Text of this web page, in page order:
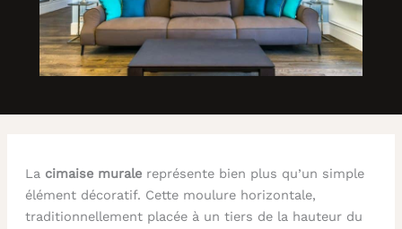
La cimaise muralereprésente bien plus qu’un simple
élément décoratif. Cette moulure horizontale,
traditionnellement placée à un tiers de la hauteur du